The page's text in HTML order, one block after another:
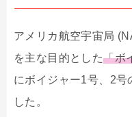
アメリカ航空宇宙局
を主な目的とした「ボ
にボイジャー1号、2号
した。